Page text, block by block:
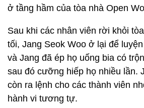
ở tầng hầm của tòa nhà Open
Sau khi các nhân viên rời khỏi
tối, Jang Seok Woo ở lại để
và Jang đã ép họ uống bia có
sau đó cưỡng hiếp họ nhiều lần.
còn ra lệnh cho các thành viên
hành vi tương tự.